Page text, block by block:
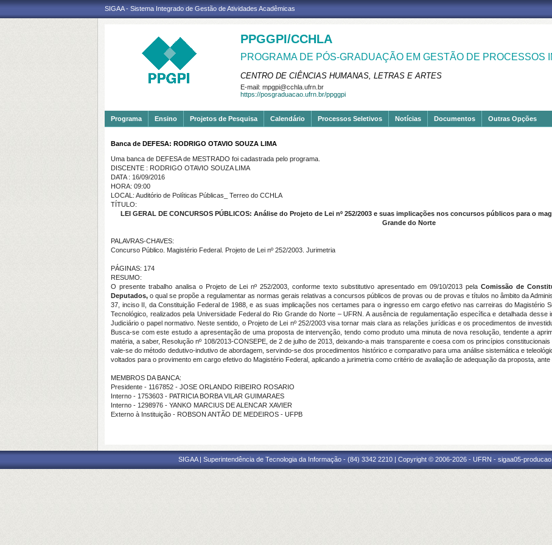
SIGAA - Sistema Integrado de Gestão de Atividades Acadêmicas
PPGGPI/CCHLA
PROGRAMA DE PÓS-GRADUAÇÃO EM GESTÃO DE PROCESSOS
CENTRO DE CIÊNCIAS HUMANAS, LETRAS E ARTES
E-mail: mpgpi@cchla.ufrn.br
https://posgraduacao.ufrn.br/ppggpi
Programa Ensino Projetos de Pesquisa Calendário Processos Seletivos Notícias Documentos Outras Opções
Banca de DEFESA: RODRIGO OTAVIO SOUZA LIMA
Uma banca de DEFESA de MESTRADO foi cadastrada pelo programa.
DISCENTE : RODRIGO OTAVIO SOUZA LIMA
DATA : 16/09/2016
HORA: 09:00
LOCAL: Auditório de Políticas Públicas_ Terreo do CCHLA
TÍTULO:
LEI GERAL DE CONCURSOS PÚBLICOS: Análise do Projeto de Lei nº 252/2003 e suas implicações nos concursos públicos para o
Grande do Norte
PALAVRAS-CHAVES:
Concurso Público. Magistério Federal. Projeto de Lei nº 252/2003. Jurimetria
PÁGINAS: 174
RESUMO:
O presente trabalho analisa o Projeto de Lei nº 252/2003, conforme texto substitutivo apresentado em 09/10/2013 pela Comissão de
Deputados, o qual se propõe a regulamentar as normas gerais relativas a concursos públicos de provas ou de provas e títulos no âmbito da
37, inciso II, da Constituição Federal de 1988, e as suas implicações nos certames para o ingresso em cargo efetivo nas carreiras do Magistério
Tecnológico, realizados pela Universidade Federal do Rio Grande do Norte – UFRN. A ausência de regulamentação específica e detalhada
Judiciário o papel normativo. Neste sentido, o Projeto de Lei nº 252/2003 visa tornar mais clara as relações jurídicas e os procedimentos de
Busca-se com este estudo a apresentação de uma proposta de intervenção, tendo como produto uma minuta de nova resolução, tendente a
matéria, a saber, Resolução nº 108/2013-CONSEPE, de 2 de julho de 2013, deixando-a mais transparente e coesa com os princípios
vale-se do método dedutivo-indutivo de abordagem, servindo-se dos procedimentos histórico e comparativo para uma análise sistemática e
voltados para o provimento em cargo efetivo do Magistério Federal, aplicando a jurimetria como critério de avaliação de adequação da proposta, ante
MEMBROS DA BANCA:
Presidente - 1167852 - JOSE ORLANDO RIBEIRO ROSARIO
Interno - 1753603 - PATRICIA BORBA VILAR GUIMARAES
Interno - 1298976 - YANKO MARCIUS DE ALENCAR XAVIER
Externo à Instituição - ROBSON ANTÃO DE MEDEIROS - UFPB
SIGAA | Superintendência de Tecnologia da Informação - (84) 3342 2210 | Copyright © 2006-2026 - UFRN - sigaa05-